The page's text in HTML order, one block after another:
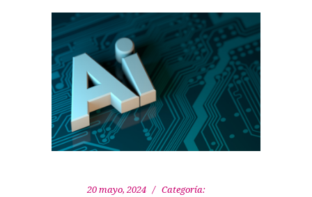
20 mayo, 2024
Categoría: